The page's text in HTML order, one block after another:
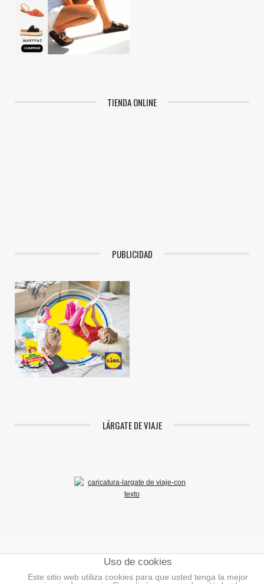
TIENDA ONLINE
PUBLICIDAD
LÁRGATE DE VIAJE
Aviso Legal |Política de Privacidad |Política de Cookies
Uso de cookies
Este sitio web utiliza cookies para que usted tenga la mejor